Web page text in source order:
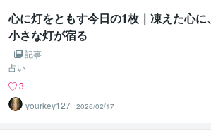
心に灯をともす今日の1枚｜凍えた心に、
小さな灯が宿る
記事
占い
3
yourkey127 2026/02/17